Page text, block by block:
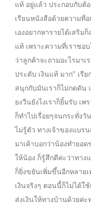
แท้ อยู่แล้ว ประกอบกับต้
เรียนหนังสือด้วยความที่
เองอยากหารายได้เสริ
แท้ เพราะความที่เราชอ
ว่าลูกค้าจะถามอะไรมา
ประดับ เงินแท้ มาก” เรี
สนุกกับมันเราก็ไม่กดดัน
ยงวีนยังไงเราก็ยิ้มรับ เ
ก็ทำไปเรื่อยๆจนกระทั่ง
ไม่รู้ตัว ทางเจ้าของแบรน
มาเค้าบอกว่าน้องทำยอ
ให้น้อง ก็รู้สึกดีค่ะว่าทาง
ก็ยิ่งขยันเพิ่มขึ้นอีกหลาย
เงินจริงๆ ตอนนี้ก็ไม่ได้ใ
ส่งเงินให้ทางบ้านด้วยค่